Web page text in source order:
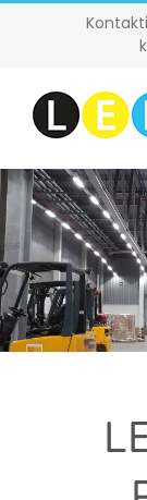
Zum